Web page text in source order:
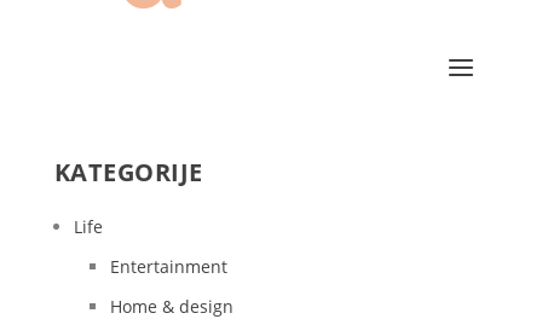
KATEGORIJE
Life
Entertainment
Home & design